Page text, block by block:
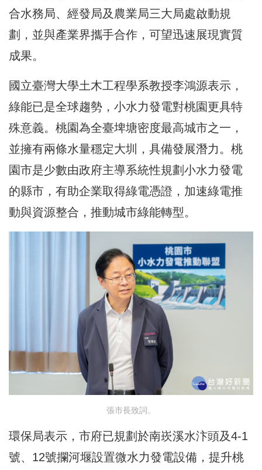
合水務局、經發局及農業局三大局處啟動規
劃，並與產業界攜手合作，可望迅速展現實質
成果。
國立臺灣大學土木工程學系教授李鴻源表示，
綠能已是全球趨勢，小水力發電對桃園更具特
殊意義。桃園為全臺埤塘密度最高城市之一，
並擁有兩條水量穩定大圳，具備發展潛力。桃
園市是少數由政府主導系統性規劃小水力發電
的縣市，有助企業取得綠電憑證，加速綠電推
動與資源整合，推動城市綠能轉型。
張市長致詞。
環保局表示，市府已規劃於南崁溪水汴頭及4-1
號、12號攔河堰設置微水力發電設備，提升桃